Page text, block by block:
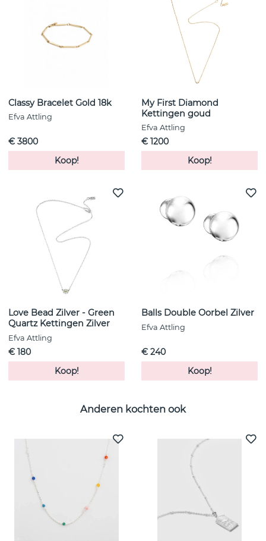
Classy Bracelet Gold 18k
Efva Attling
€ 3800
Koop!
My First Diamond
Kettingen goud
Efva Attling
€ 1200
Koop!
Love Bead Zilver - Green
Quartz Kettingen Zilver
Efva Attling
€ 180
Koop!
Balls Double Oorbel Zilver
Efva Attling
€ 240
Koop!
Anderen kochten ook